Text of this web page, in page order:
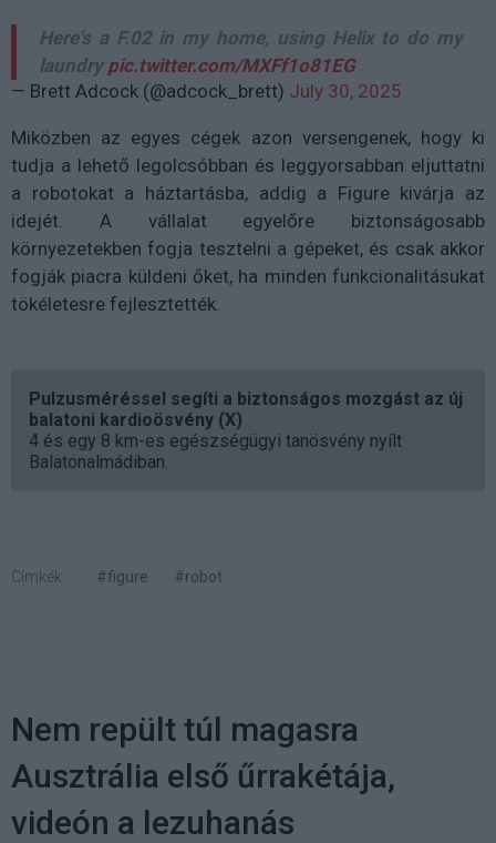
Here's a F.02 in my home, using Helix to do my
laundry pic.twitter.com/MXFf1o81EG
— Brett Adcock (@adcock_brett) July 30, 2025
Miközben az egyes cégek azon versengenek, hogy ki
tudja a lehető legolcsóbban és leggyorsabban eljuttatni
a robotokat a háztartásba, addig a Figure kivárja az
idejét. A vállalat egyelőre biztonságosabb
környezetekben fogja tesztelni a gépeket, és csak akkor
fogják piacra küldeni őket, ha minden funkcionalitásukat
tökéletesre fejlesztették.
Pulzusméréssel segíti a biztonságos mozgást az új
balatoni kardioösvény (X)
4 és egy 8 km-es egészségügyi tanösvény nyílt
Balatonalmádiban.
Címkék: #figure #robot
Nem repült túl magasra
Ausztrália első űrrakétája,
videón a lezuhanás